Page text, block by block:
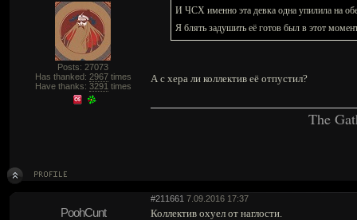
Posts: 27073
Has thanked: 2967times
Have thanks: 3291 times
И ЧСХ именно эта девка одна упилила на
Я блять задушить её готов был в этот
А с хера ли коллектив её отпустил?
The
#211661 7.09.2016 17:37
PoohCunt Коллектив охуел от наглости.